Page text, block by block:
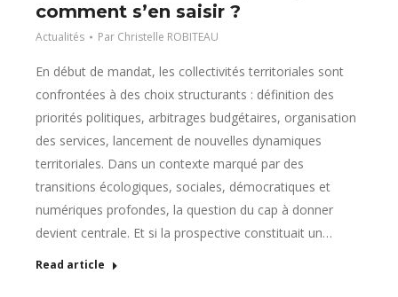
comment s’en saisir ?
Actualités Par Christelle ROBITEAU
En début de mandat, les collectivités territoriales sont
confrontées à des choix structurants : définition des
priorités politiques, arbitrages budgétaires, organisation
des services, lancement de nouvelles dynamiques
territoriales. Dans un contexte marqué par des
transitions écologiques, sociales, démocratiques et
numériques profondes, la question du cap à donner
devient centrale. Et si la prospective constituait un…
Read article